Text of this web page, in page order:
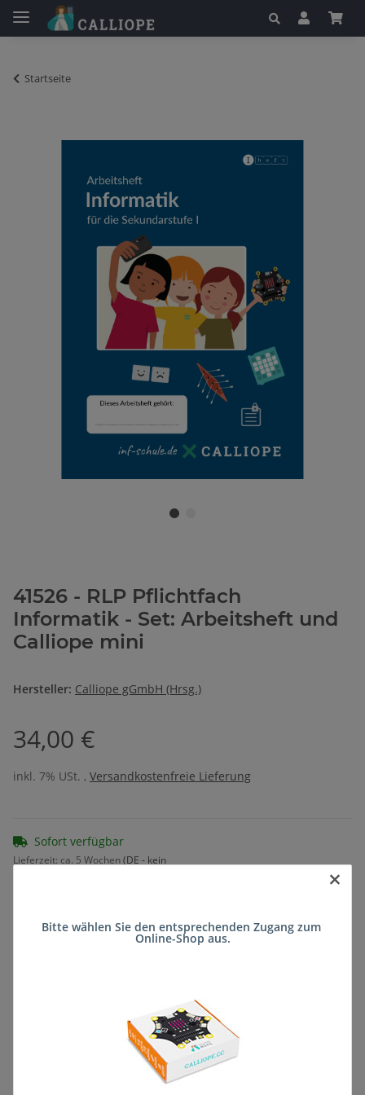
Startseite
41526 - RLP Pflichtfach
Informatik - Set: Arbeitsheft und
Calliope mini
Hersteller: Calliope gGmbH (Hrsg.)
34,00 €
inkl. 7% USt. , Versandkostenfreie Lieferung
Sofort verfügbar
Lieferzeit: ca. 5 Wochen(DE - kein
Frage zum Artikel
×
Bitte wählen Sie den entsprechenden Zugang zum
Online-Shop aus.